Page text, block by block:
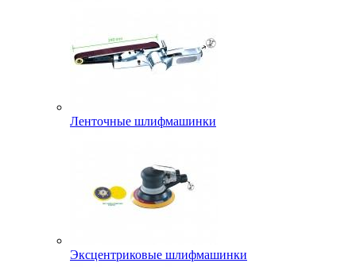
Ленточные шлифмашинки
Эксцентриковые шлифмашинки